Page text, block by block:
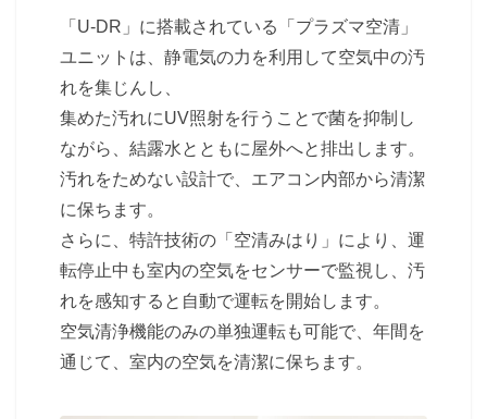
「U-DR」に搭載されている「プラズマ空清」
ユニットは、静電気の力を利用して空気中の汚
れを集じんし、
集めた汚れにUV照射を行うことで菌を抑制し
ながら、結露水とともに屋外へと排出します。
汚れをためない設計で、エアコン内部から清潔
に保ちます。
さらに、特許技術の「空清みはり」により、運
転停止中も室内の空気をセンサーで監視し、汚
れを感知すると自動で運転を開始します。
空気清浄機能のみの単独運転も可能で、年間を
通じて、室内の空気を清潔に保ちます。